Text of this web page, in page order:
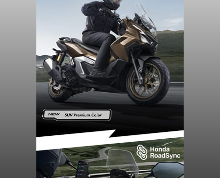
balitribune.co.id I Gianyar -Seorang pria asal
Lingkungan Dalem, Pemogan, Denpasar Selatan,
Kota Denpasar, yang diketahui bernama I Kadek
Dedi Wiranata (35), ditemukan tidak bernyawa di
pesisir Pantai Purnama, Sukawati.
Sebelum ditemukan meninggal dunia, korban
sempat memberitahukan lokasi terakhirnya
melalui pesan singkat WhatsApp dan juga
mengirimkan foto dua botol pembersih lantai ke
Gianyar
Submitted bycontributoronThu, 08/06/2026 - 21:06